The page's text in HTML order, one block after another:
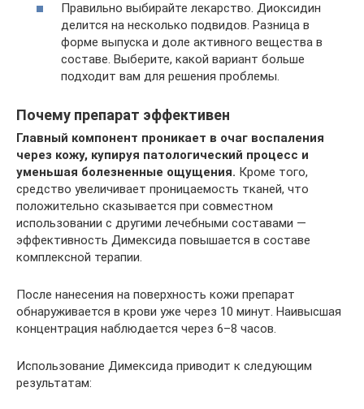
Правильно выбирайте лекарство. Диоксидин
делится на несколько подвидов. Разница в
форме выпуска и доле активного вещества в
составе. Выберите, какой вариант больше
подходит вам для решения проблемы.
Почему препарат эффективен
Главный компонент проникает в очаг воспаления
через кожу, купируя патологический процесс и
уменьшая болезненные ощущения. Кроме того,
средство увеличивает проницаемость тканей, что
положительно сказывается при совместном
использовании с другими лечебными составами —
эффективность Димексида повышается в составе
комплексной терапии.
После нанесения на поверхность кожи препарат
обнаруживается в крови уже через 10 минут. Наивысшая
концентрация наблюдается через 6–8 часов.
Использование Димексида приводит к следующим
результатам: